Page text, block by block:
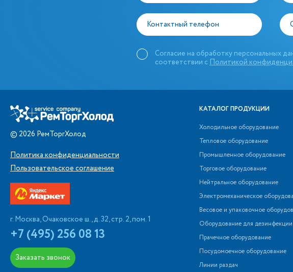
Контактный телефон
Согласие на обработку персональных
соответствии сПолитикой
© 2026 РемТоргХолод
Политика конфиденциальности
Пользовательское соглашение
г. Москва, Очаковское ш., д. 32, стр. 2, пом. 1
+7 (495) 256 08 13
Заказать звонок
КАТАЛОГ ПРОДУКЦИИ
Холодильное оборудование
Тепловое оборудование
Промышленное оборудование
Торговое оборудование
Нейтральное оборудование
Электромеханическое
Весовое и упаковочное
Оборудование для
Прачечное оборудование
Посудомоечное оборудование
Линии раздач